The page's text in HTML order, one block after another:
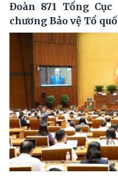
Đoàn 871 Tổng
chương Bảo vệ Tổ